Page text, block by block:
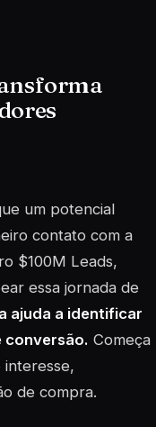
um potencial
contato com a
$100M Leads,
essa jornada de
ajuda a identificar
conversão. Começa
interesse,
de compra.